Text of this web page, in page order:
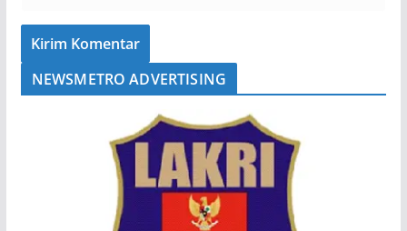
NEWSMETRO ADVERTISING